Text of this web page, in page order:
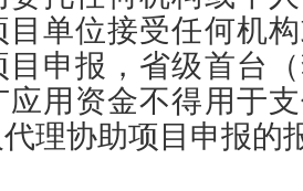
目单位接受任何机
目申报，省级首台
应用资金不得用于
理协助项目申报的